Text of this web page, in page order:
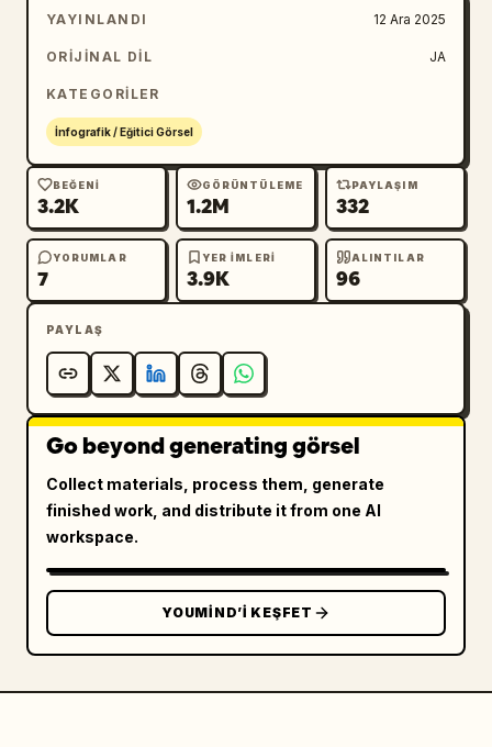
YAYINLANDI 12 Ara 2025
ORIJINAL DIL JA
KATEGORILER
İnfografik / Eğitici Görsel
BEĞENI
3.2K
GÖRÜNTÜLEME
1.2M
PAYLAŞIM
332
YORUMLAR
7
YER IMLERI
3.9K
ALINTILAR
96
PAYLAŞ
Go beyond generating görsel
Collect materials, process them, generate
finished work, and distribute it from one AI
workspace.
YOUMIND’I KEŞFET